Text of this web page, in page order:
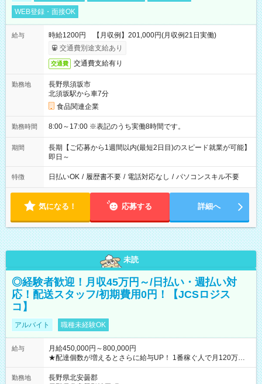
WEB登録・面接OK
給与
時給1200円 【月収例】201,000円(月収例21日実働)
交通費別途支給あり
交通費 交通費支給有り
勤務地
長野県須坂市
北須坂駅から車7分
食品関連企業
勤務時間 8:00～17:00 ※表記のうち実働8時間です。
期間
長期【ご応募から1週間以内(最短2日目)のスピード就業が可能】
即日～
特徴 日払いOK / 履歴書不要 / 電話対応なし / パソコンスキル不要
気になる！ 応募する 詳細へ
未読
◎経験者歓迎！月収45万円～/日払い・週払い対
応！配送スタッフ/初期費用0円！【JCSロジス
コ】
アルバイト 職種未経験OK
給与
月給450,000円～800,000円
★配達個数が増えるとさらに給与UP！ 1番稼ぐ人で月120万ほ
ど！ ・主要都市エリア 月収55万円／週5日稼働 月収65万~112
万円／週6日稼働 ・地方郊外エリア 月収40万円／週5日稼働 月
勤務地
長野県北安曇郡